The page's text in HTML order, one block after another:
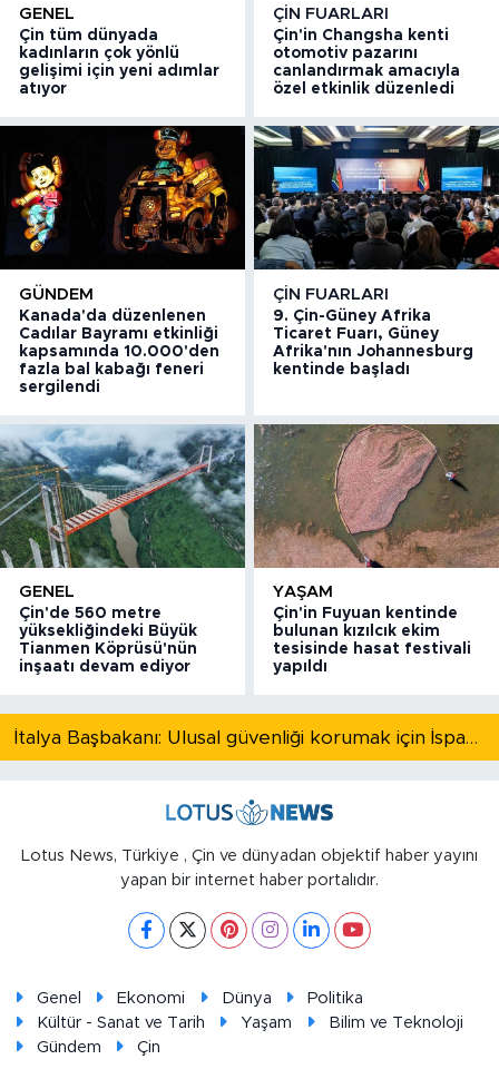
GENEL
Çin tüm dünyada
kadınların çok yönlü
gelişimi için yeni adımlar
atıyor
ÇIN FUARLARI
Çin'in Changsha kenti
otomotiv pazarını
canlandırmak amacıyla
özel etkinlik düzenledi
GÜNDEM
Kanada'da düzenlenen
Cadılar Bayramı etkinliği
kapsamında 10.000'den
fazla bal kabağı feneri
sergilendi
ÇIN FUARLARI
9. Çin-Güney Afrika
Ticaret Fuarı, Güney
Afrika'nın Johannesburg
kentinde başladı
GENEL
Çin'de 560 metre
yüksekliğindeki Büyük
Tianmen Köprüsü'nün
inşaatı devam ediyor
YAŞAM
Çin'in Fuyuan kentinde
bulunan kızılcık ekim
tesisinde hasat festivali
yapıldı
İtalya Başbakanı: Ulusal güvenliği korumak için İspanya ile Schengen kapsamındaki serbest dolaşımı askıya alıyoruz
Lotus News, Türkiye , Çin ve dünyadan objektif haber yayını
yapan bir internet haber portalıdır.
Genel Ekonomi Dünya
Politika
Kültür - Sanat ve Tarih
Yaşam
Bilim ve Teknoloji
Gündem
Çin